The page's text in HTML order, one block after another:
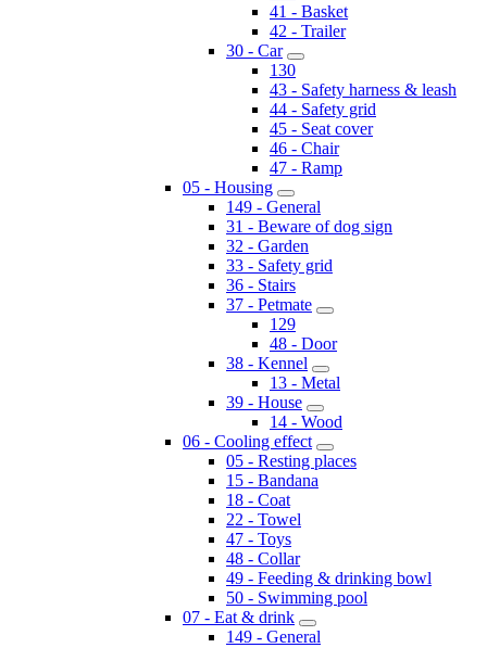
41 - Basket
42 - Trailer
30 - Car
130
43 - Safety harness & leash
44 - Safety grid
45 - Seat cover
46 - Chair
47 - Ramp
05 - Housing
149 - General
31 - Beware of dog sign
32 - Garden
33 - Safety grid
36 - Stairs
37 - Petmate
129
48 - Door
38 - Kennel
13 - Metal
39 - House
14 - Wood
06 - Cooling effect
05 - Resting places
15 - Bandana
18 - Coat
22 - Towel
47 - Toys
48 - Collar
49 - Feeding & drinking bowl
50 - Swimming pool
07 - Eat & drink
149 - General